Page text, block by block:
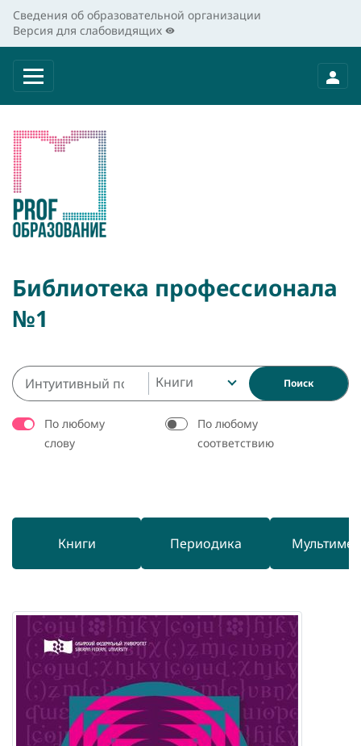
Сведения об образовательной организации
Версия для слабовидящих
Библиотека профессионала
№1
Книги Поиск
По любому
слову
По любому
соответствию
Книги Периодика